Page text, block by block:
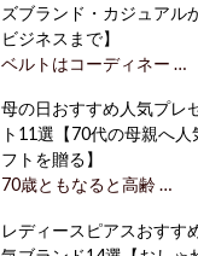
ズブランド・カジュアル
ビジネスまで】
ベルトはコーディネー …
母の日おすすめ人気プレ
ト11選【70代の母親へ人
フトを贈る】
70歳ともなると高齢 …
レディースピアスおすす